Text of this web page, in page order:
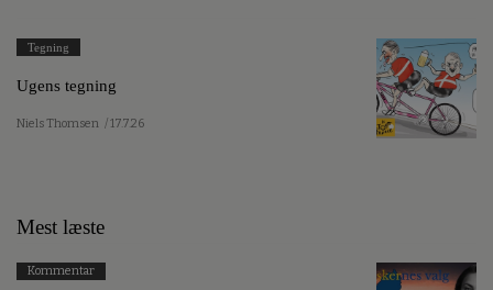
Tegning
Ugens tegning
Niels Thomsen / 17.7.26
Mest læste
Kommentar